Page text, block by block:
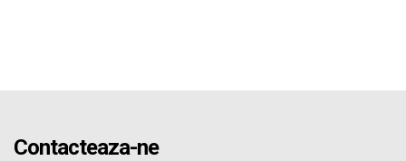
Contacteaza-ne